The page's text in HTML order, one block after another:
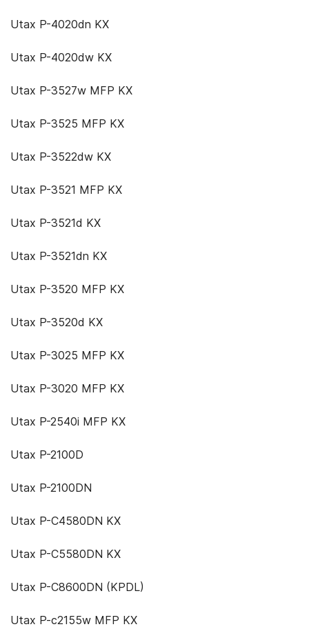
Utax P-4020dn KX
Utax P-4020dw KX
Utax P-3527w MFP KX
Utax P-3525 MFP KX
Utax P-3522dw KX
Utax P-3521 MFP KX
Utax P-3521d KX
Utax P-3521dn KX
Utax P-3520 MFP KX
Utax P-3520d KX
Utax P-3025 MFP KX
Utax P-3020 MFP KX
Utax P-2540i MFP KX
Utax P-2100D
Utax P-2100DN
Utax P-C4580DN KX
Utax P-C5580DN KX
Utax P-C8600DN (KPDL)
Utax P-c2155w MFP KX